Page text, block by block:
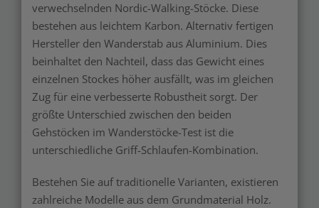
verwechselnden Nordic-Walking-Stöcke. Diese
bestehen aus leichtem Karbon. Alternativ fertigen
Hersteller den Wanderstab aus Aluminium. Dies
beinhaltet den Nachteil, dass das Gewicht eines
einzelnen Stockes höher ausfällt, was im gleichen
Zug für eine verbesserte Robustheit sorgt. Der
größte Unterschied zwischen den beiden
Gehstöcken im Wanderstöcke-Test ist die
unterschiedliche Griff-Schlaufen-Kombination.
Bestehen Sie auf traditionelle Varianten, existieren
zahlreiche Modelle aus dem Grundmaterial Holz.